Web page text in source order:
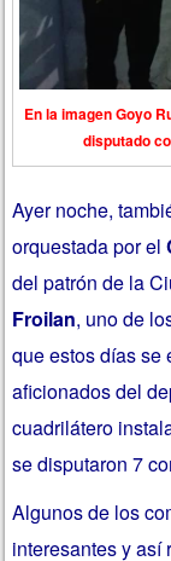
En la imagen Goyo
disputado
Ayer noche,
orquestada por el
del patrón de la
Froilan, uno de
que estos días se
aficionados del
cuadrilátero
se disputaron 7
Algunos de los
interesantes y así